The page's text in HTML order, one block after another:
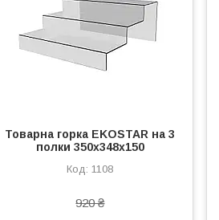
Товарна горка EKOSTAR на 3
полки 350х348х150
1108
920 ₴